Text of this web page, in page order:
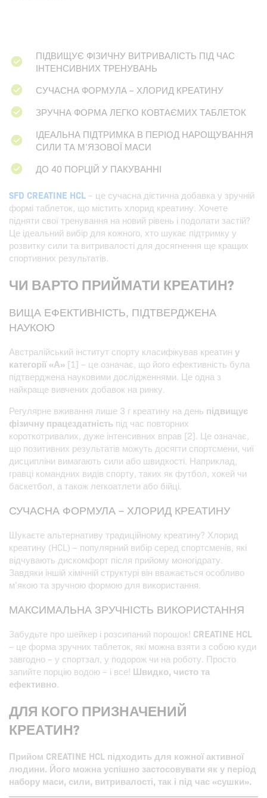
ПІДВИЩУЄ ФІЗИЧНУ ВИТРИВАЛІСТЬ ПІД ЧАС
ІНТЕНСИВНИХ ТРЕНУВАНЬ
СУЧАСНА ФОРМУЛА – ХЛОРИД КРЕАТИНУ
ЗРУЧНА ФОРМА ЛЕГКО КОВТАЄМИХ ТАБЛЕТОК
ІДЕАЛЬНА ПІДТРИМКА В ПЕРІОД НАРОЩУВАННЯ
СИЛИ ТА М’ЯЗОВОЇ МАСИ
ДО 40 ПОРЦІЙ У ПАКУВАННІ
SFD CREATINE HCL– це сучасна дієтична добавка у зручній
формі таблеток, що містить хлорид креатину. Хочете
підняти свої тренування на новий рівень і подолати застій?
Це ідеальний вибір для кожного, хто шукає підтримку у
розвитку сили та витривалості для досягнення ще кращих
спортивних результатів.
ЧИ ВАРТО ПРИЙМАТИ КРЕАТИН?
ВИЩА ЕФЕКТИВНІСТЬ, ПІДТВЕРДЖЕНА
НАУКОЮ
Австралійський інститут спорту класифікував креатин у
категорії «А» [1] – це означає, що його ефективність була
підтверджена науковими дослідженнями. Це одна з
найкраще вивчених добавок на ринку.
Регулярне вживання лише 3 г креатину на день підвищує
фізичну працездатність під час повторних
короткотривалих, дуже інтенсивних вправ [2]. Це означає,
що позитивних результатів можуть досягти спортсмени, чиї
дисципліни вимагають сили або швидкості. Наприклад,
гравці командних видів спорту, таких як футбол, хокей чи
баскетбол, а також легкоатлети або бійці.
СУЧАСНА ФОРМУЛА – ХЛОРИД КРЕАТИНУ
Шукаєте альтернативу традиційному креатину? Хлорид
креатину (HCL) – популярний вибір серед спортсменів, які
відчувають дискомфорт після прийому моногідрату.
Завдяки іншій хімічній структурі він вважається особливо
м’якою та зручною формою для використання.
МАКСИМАЛЬНА ЗРУЧНІСТЬ ВИКОРИСТАННЯ
Забудьте про шейкер і розсипаний порошок! CREATINE HCL
– це форма зручних таблеток, які можна взяти з собою куди
завгодно – у спортзал, у подорож чи на роботу. Просто
запийте порцію водою – і все! Швидко, чисто та
ефективно.
ДЛЯ КОГО ПРИЗНАЧЕНИЙ
КРЕАТИН?
Прийом CREATINE HCL підходить для кожної активної
людини. Його можна успішно застосовувати як у період
набору маси, сили, витривалості, так і під час «сушки».